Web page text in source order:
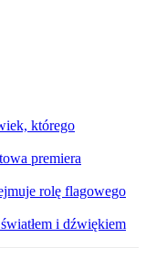
którego
premiera
rolę flagowego
i dźwiękiem